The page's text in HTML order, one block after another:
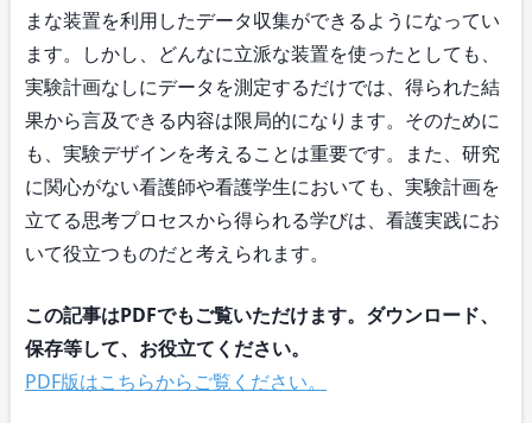
まな装置を利用したデータ収集ができるようになってい
ます。しかし、どんなに立派な装置を使ったとしても、
実験計画なしにデータを測定するだけでは、得られた結
果から言及できる内容は限局的になります。そのために
も、実験デザインを考えることは重要です。また、研究
に関心がない看護師や看護学生においても、実験計画を
立てる思考プロセスから得られる学びは、看護実践にお
いて役立つものだと考えられます。
この記事はPDFでもご覧いただけます。ダウンロード、
保存等して、お役立てください。
PDF版はこちらからご覧ください。